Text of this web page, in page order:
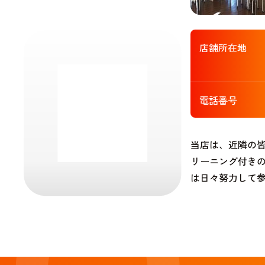
店舗所在地
電話番号
当店は、近隣の
リーニング付き
は日々努力して